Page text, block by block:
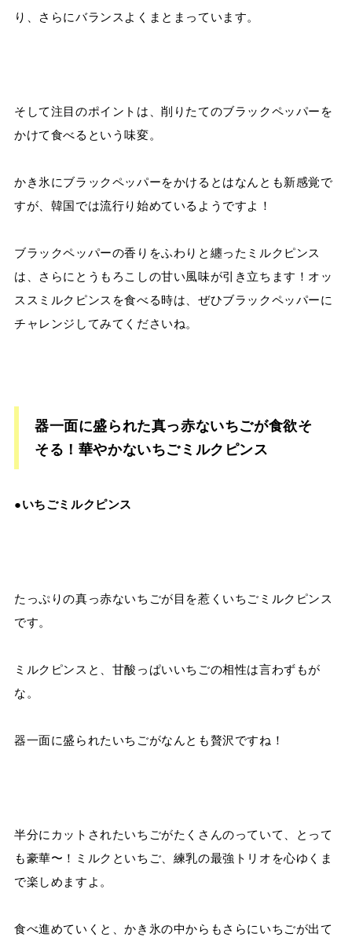
り、さらにバランスよくまとまっています。
そして注目のポイントは、削りたてのブラックペッパーを
かけて食べるという味変。
かき氷にブラックペッパーをかけるとはなんとも新感覚で
すが、韓国では流行り始めているようですよ！
ブラックペッパーの香りをふわりと纏ったミルクピンス
は、さらにとうもろこしの甘い風味が引き立ちます！オッ
ススミルクピンスを食べる時は、ぜひブラックペッパーに
チャレンジしてみてくださいね。
器一面に盛られた真っ赤ないちごが食欲そ
そる！華やかないちごミルクピンス
●いちごミルクピンス
たっぷりの真っ赤ないちごが目を惹くいちごミルクピンス
です。
ミルクピンスと、甘酸っぱいいちごの相性は言わずもが
な。
器一面に盛られたいちごがなんとも贅沢ですね！
半分にカットされたいちごがたくさんのっていて、とって
も豪華〜！ミルクといちご、練乳の最強トリオを心ゆくま
で楽しめますよ。
食べ進めていくと、かき氷の中からもさらにいちごが出て